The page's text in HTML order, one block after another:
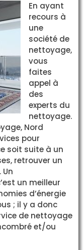
En ayant
recours à
une
société de
nettoyage,
vous
faites
appel à
des
experts du
nettoyage.
Nord
pour
soit suite à un
retrouver un
un meilleur
d’énergie
; il y a donc
de nettoyage
et/ou